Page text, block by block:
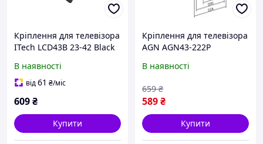
Кріплення для телевізора
ITech LCD43B 23-42 Black
В наявності
від61 ₴/міс
609₴
Купити
Кріплення для телевізора
AGN AGN43-222P
В наявності
589₴
659 ₴
Купити